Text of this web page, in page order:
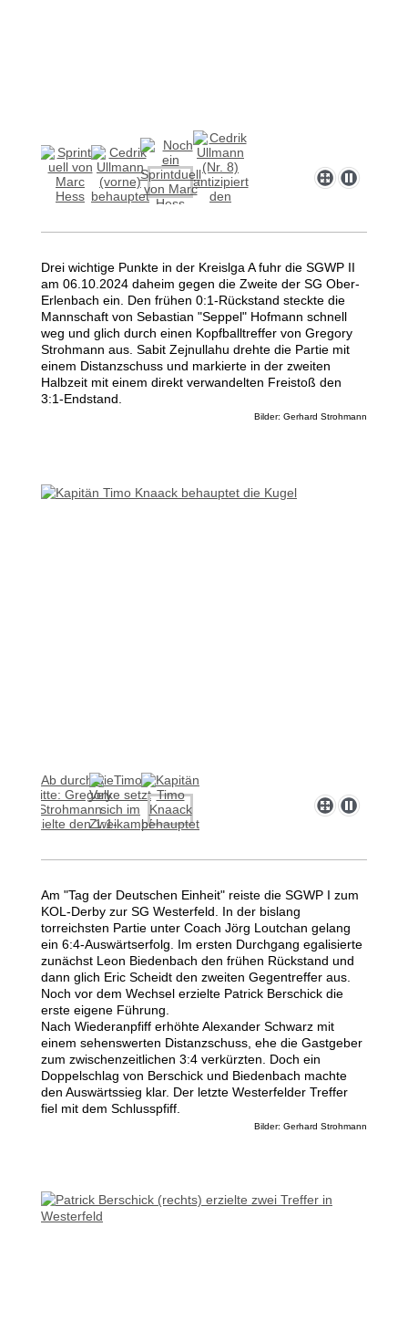
Drei wichtige Punkte in der Kreislga A fuhr die SGWP II
am 06.10.2024 daheim gegen die Zweite der SG Ober-
Erlenbach ein. Den frühen 0:1-Rückstand steckte die
Mannschaft von Sebastian "Seppel" Hofmann schnell
weg und glich durch einen Kopfballtreffer von Gregory
Strohmann aus. Sabit Zejnullahu drehte die Partie mit
einem Distanzschuss und markierte in der zweiten
Halbzeit mit einem direkt verwandelten Freistoß den
3:1-Endstand.
Bilder: Gerhard Strohmann
Am "Tag der Deutschen Einheit" reiste die SGWP I zum
KOL-Derby zur SG Westerfeld. In der bislang
torreichsten Partie unter Coach Jörg Loutchan gelang
ein 6:4-Auswärtserfolg. Im ersten Durchgang egalisierte
zunächst Leon Biedenbach den frühen Rückstand und
dann glich Eric Scheidt den zweiten Gegentreffer aus.
Noch vor dem Wechsel erzielte Patrick Berschick die
erste eigene Führung.
Nach Wiederanpfiff erhöhte Alexander Schwarz mit
einem sehenswerten Distanzschuss, ehe die Gastgeber
zum zwischenzeitlichen 3:4 verkürzten. Doch ein
Doppelschlag von Berschick und Biedenbach machte
den Auswärtssieg klar. Der letzte Westerfelder Treffer
fiel mit dem Schlusspfiff.
Bilder: Gerhard Strohmann